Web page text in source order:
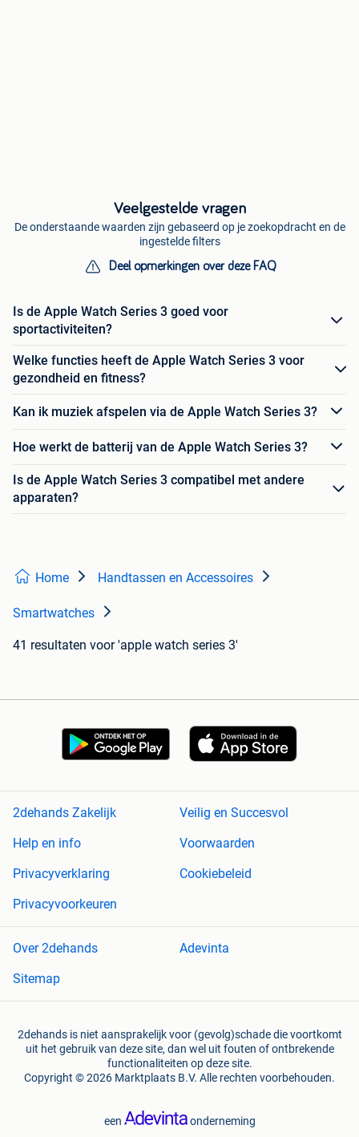
Veelgestelde vragen
De onderstaande waarden zijn gebaseerd op je zoekopdracht en de
ingestelde filters
Deel opmerkingen over deze FAQ
Is de Apple Watch Series 3 goed voor
sportactiviteiten?
Welke functies heeft de Apple Watch Series 3 voor
gezondheid en fitness?
Kan ik muziek afspelen via de Apple Watch Series 3?
Hoe werkt de batterij van de Apple Watch Series 3?
Is de Apple Watch Series 3 compatibel met andere
apparaten?
Home Handtassen en Accessoires
Smartwatches
41 resultaten voor 'apple watch series 3'
2dehands Zakelijk
Veilig en Succesvol
Help en info
Voorwaarden
Privacyverklaring
Cookiebeleid
Privacyvoorkeuren
Over 2dehands
Adevinta
Sitemap
2dehands is niet aansprakelijk voor (gevolg)schade die voortkomt
uit het gebruik van deze site, dan wel uit fouten of ontbrekende
functionaliteiten op deze site.
Copyright © 2026 Marktplaats B.V. Alle rechten voorbehouden.
een onderneming